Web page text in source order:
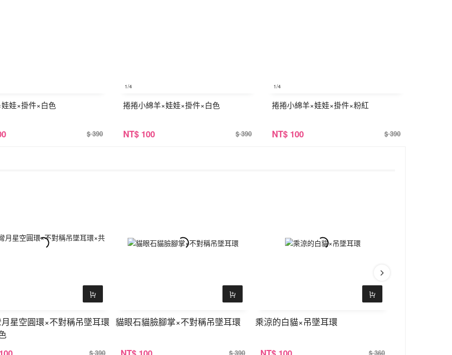
娃×掛件×白色
$ 390
1/4
捲捲小綿羊×娃娃×掛件×白色
NT$ 100 $ 390
1/4
捲捲小綿羊×娃娃×掛件×粉紅
NT$ 100 $ 390
星空圓環×不對稱吊墜耳環
$ 390
貓眼石貓臉腳掌×不對稱吊墜耳環
$ 390
乘涼的白貓×吊墜耳環
$ 360